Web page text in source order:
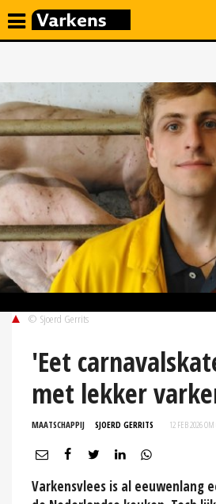
© Sjoerd Gerrits
'Eet
met lekker
MAATSCHAPPIJ SJOERD GERRITS 12 FEB 2026
Varkensvlees is al eeuwenlang